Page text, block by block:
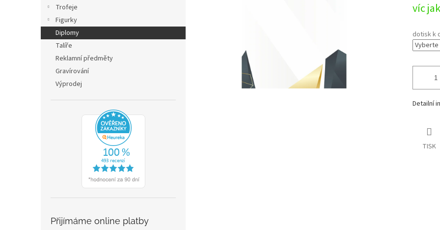
n
e
Trofeje
Figurky
Diplomy
Talíře
Reklamní předměty
Gravírování
Výprodej
Přijímáme online platby
víc
dotisk k
Detailní
TISK